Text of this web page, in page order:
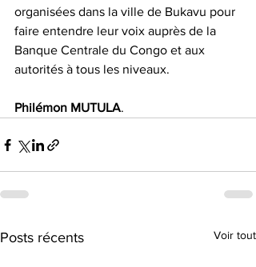
organisées dans la ville de Bukavu pour
faire entendre leur voix auprès de la
Banque Centrale du Congo et aux
autorités à tous les niveaux.
Philémon MUTULA.
Posts récents Voir tout